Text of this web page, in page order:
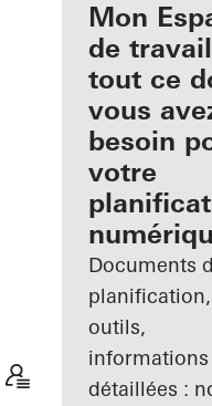
vous en
inscrit
Mon
Espace de
travail
Mon
de
tout ce
vous
besoin
votre
Documents
planification,
outils,
informations
détaillées :